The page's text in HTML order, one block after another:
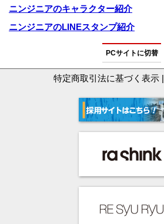
ニンジニアのキャラクター紹介
ニンジニアのLINEスタンプ紹介
PCサイトに切替
特定商取引法に基づく表示|